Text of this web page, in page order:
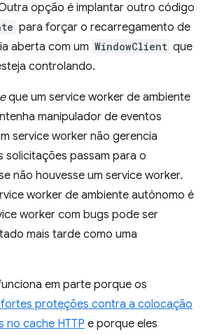
opção é implantar outro código
para forçar o recarregamento de
aberta com um WindowClient que
controlando.
que um service worker de ambiente
manipulador de eventos
service worker não gerencia
solicitações passam para o
não houvesse um service worker.
worker de ambiente autônomo é
worker com bugs pode ser
mais tarde como uma
em parte porque os
proteções contra a colocação
no cache HTTP e porque eles